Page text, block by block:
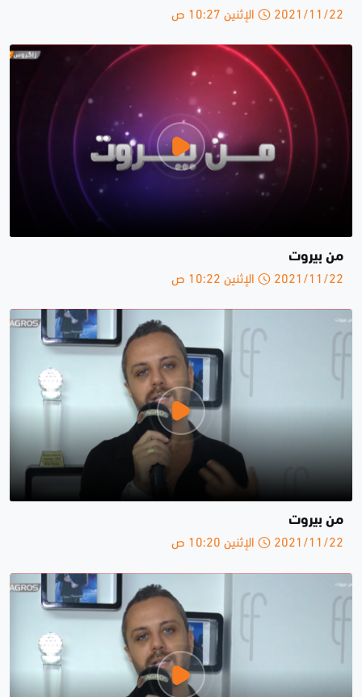
2021/11/22 الإثنين 10:27 ص
من بيروت
2021/11/22 الإثنين 10:22 ص
من بيروت
2021/11/22 الإثنين 10:20 ص